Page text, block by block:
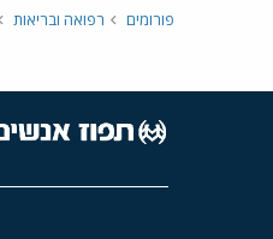
פורומים רפואה ובריאות